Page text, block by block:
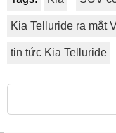
Kia Telluride ra mắt
tin tức Kia Telluride